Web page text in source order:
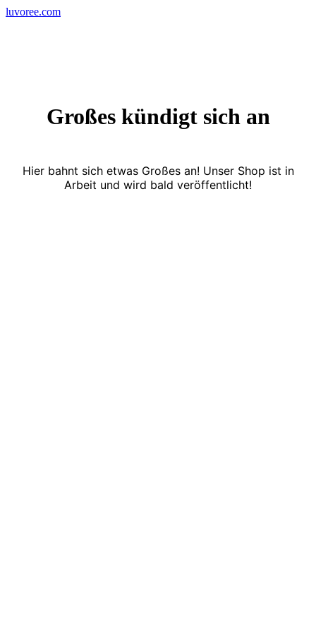
Skip
luvoree.com
Großes kündigt sich an
Hier bahnt sich etwas Großes an! Unser Shop ist in
Arbeit und wird bald veröffentlicht!